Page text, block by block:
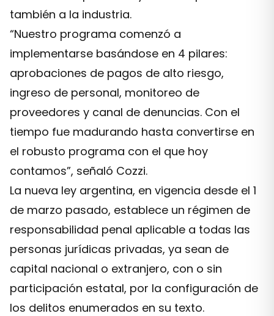
también a la industria.
“Nuestro programa comenzó a
implementarse basándose en 4 pilares:
aprobaciones de pagos de alto riesgo,
ingreso de personal, monitoreo de
proveedores y canal de denuncias. Con el
tiempo fue madurando hasta convertirse en
el robusto programa con el que hoy
contamos”, señaló Cozzi.
La nueva ley argentina, en vigencia desde el 1
de marzo pasado, establece un régimen de
responsabilidad penal aplicable a todas las
personas jurídicas privadas, ya sean de
capital nacional o extranjero, con o sin
participación estatal, por la configuración de
los delitos enumerados en su texto.